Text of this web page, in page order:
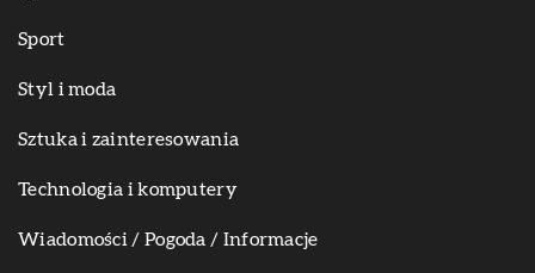
Sport
Styl i moda
Sztuka i zainteresowania
Technologia i komputery
Wiadomości / Pogoda / Informacje